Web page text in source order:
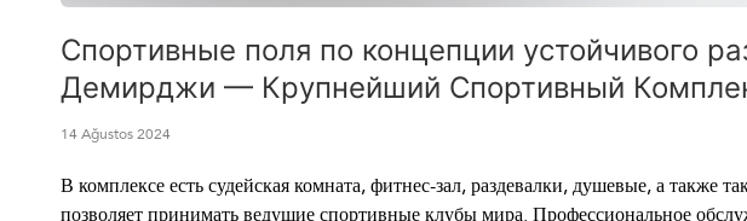
Спортивные поля по концепции устойчивого
Демирджи — Крупнейший Спортивный
14 Ağustos 2024
В комплексе есть судейская комната, фитнес-зал, раздевалки, душевые, а также
позволяет принимать ведущие спортивные клубы мира. Профессиональное